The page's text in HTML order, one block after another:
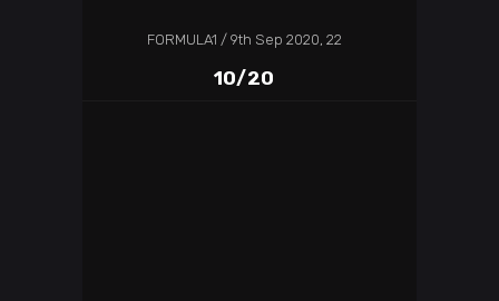
FORMULA1 9th Sep 2020, 22
10/20